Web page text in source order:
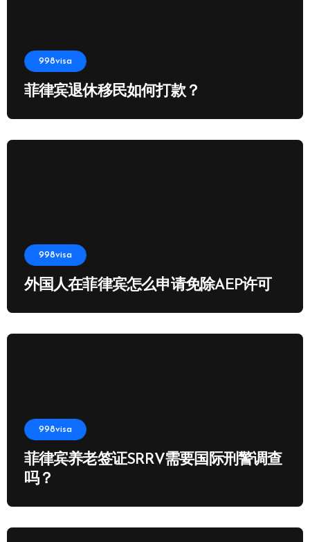
998visa
菲律宾退休移民如何打款？
998visa
外国人在菲律宾怎么申请免除AEP许可
998visa
菲律宾养老签证SRRV需要国际刑警调查
吗？